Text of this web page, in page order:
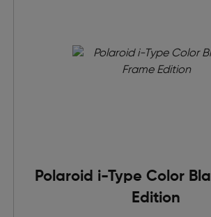
Polaroid i-Type Color
Edition